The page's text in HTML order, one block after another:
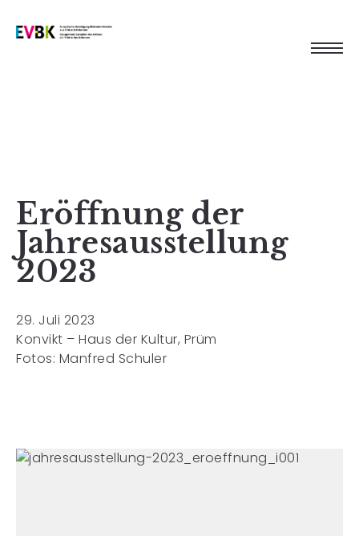
Eröffnung der
Jahresausstellung
2023
29. Juli 2023
Konvikt – Haus der Kultur, Prüm
Fotos: Manfred Schuler